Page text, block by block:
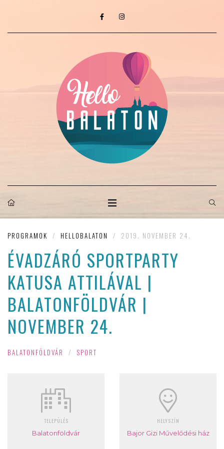
PROGRAMOK / HELLOBALATON / 2019. NOVEMBER 24.
ÉVADZÁRÓ SPORTPARTY
KATUSA ATTILÁVAL |
BALATONFÖLDVÁR |
NOVEMBER 24.
BALATONFÖLDVÁR / SPORT
TELEPÜLÉS
Balatonföldvár
HELYSZÍN
Bajor Gizi Művelődési ház